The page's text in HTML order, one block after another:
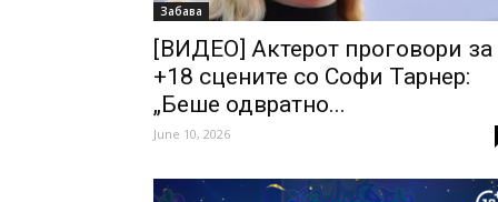
Забава
[ВИДЕО] Актерот проговори за
+18 сцените со Софи Тарнер:
„Беше одвратно...
June 10, 2026